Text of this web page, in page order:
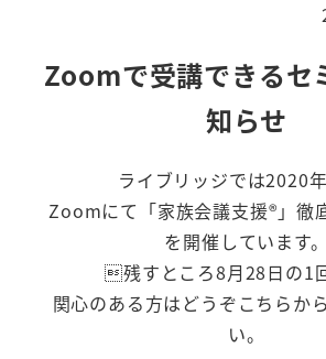
Zoomで受講できるセ
知らせ
ライブリッジでは2020年
Zoomにて「家族会議支援®️」徹
を開催しています。
残すところ8月28日の1
関心のある方はどうぞこちらか
い。